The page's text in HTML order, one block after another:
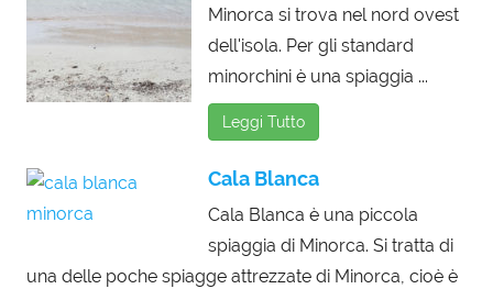
Minorca si trova nel nord ovest
dell'isola. Per gli standard
minorchini è una spiaggia ...
Leggi Tutto
Cala Blanca
Cala Blanca è una piccola
spiaggia di Minorca. Si tratta di
una delle poche spiagge attrezzate di Minorca, cioè è